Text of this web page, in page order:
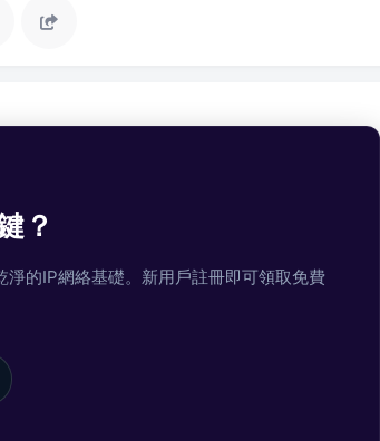
？
的IP網絡基礎。新用戶註冊即可領取免費